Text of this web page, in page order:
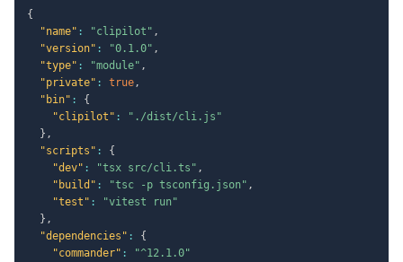
{
"name" : "clipilot" ,
"version" : "0.1.0" ,
"type" : "module" ,
"private" : true,
"bin" :
{
"clipilot" :
"./dist/cli.js"
} ,
"scripts" :
{
"dev" : "tsx src/cli.ts" ,
"build" : "tsc -p tsconfig.json" ,
"test" :
"vitest run"
} ,
"dependencies" :
{
"commander" :
"^12.1.0"